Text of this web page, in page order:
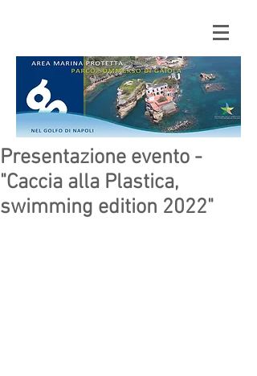
Presentazione evento -
"Caccia alla Plastica,
swimming edition 2022"